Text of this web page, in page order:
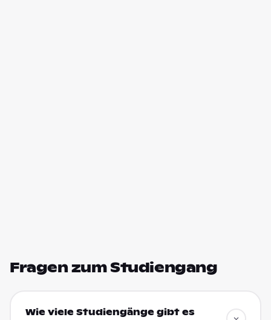
Fragen zum Studiengang
Wie viele Studiengänge gibt es